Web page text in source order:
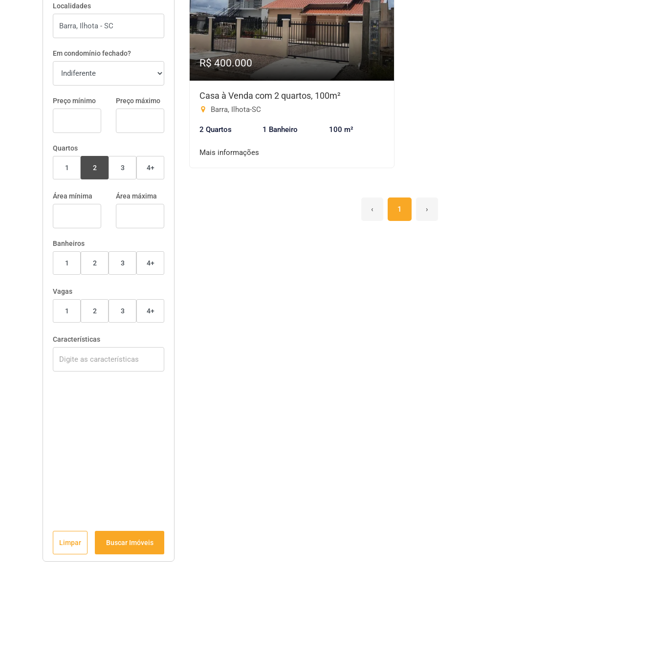
Localidades
Em condomínio fechado?
Preço mínimo Preço máximo
Quartos
1 2 3 4+
Área mínima Área máxima
Banheiros
1 2 3 4+
Vagas
1 2 3 4+
Características
Limpar Buscar Imóveis
R$ 400.000
Casa à Venda com 2 quartos, 100m²
Barra, Ilhota-SC
2 Quartos 1 Banheiro 100 m²
Mais informações
‹ 1 ›